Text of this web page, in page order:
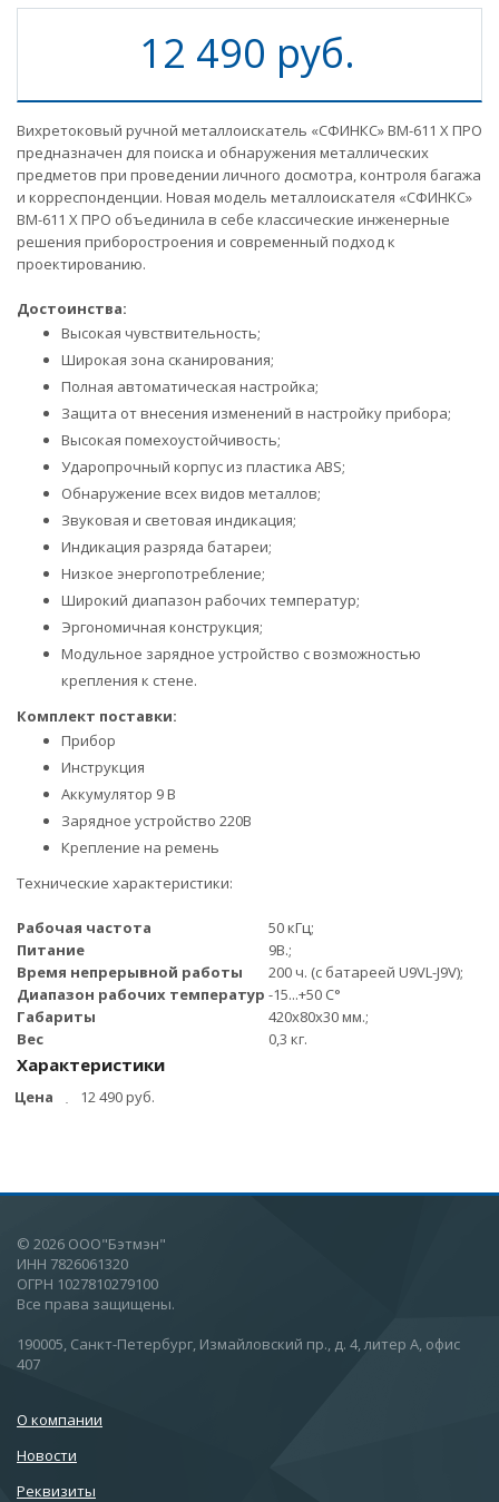
12 490 руб.
Вихретоковый ручной металлоискатель «СФИНКС» ВМ-611 Х ПРО
предназначен для поиска и обнаружения металлических
предметов при проведении личного досмотра, контроля багажа
и корреспонденции. Новая модель металлоискателя «СФИНКС»
ВМ-611 Х ПРО объединила в себе классические инженерные
решения приборостроения и современный подход к
проектированию.
Достоинства:
Высокая чувствительность;
Широкая зона сканирования;
Полная автоматическая настройка;
Защита от внесения изменений в настройку прибора;
Высокая помехоустойчивость;
Ударопрочный корпус из пластика ABS;
Обнаружение всех видов металлов;
Звуковая и световая индикация;
Индикация разряда батареи;
Низкое энергопотребление;
Широкий диапазон рабочих температур;
Эргономичная конструкция;
Модульное зарядное устройство с возможностью
крепления к стене.
Комплект поставки:
Прибор
Инструкция
Аккумулятор 9 В
Зарядное устройство 220В
Крепление на ремень
Технические характеристики:
Рабочая частота
50 кГц;
Питание
9В.;
Время непрерывной работы
200 ч. (с батареей U9VL-J9V);
Диапазон рабочих температур -15...+50 С°
Габариты
420х80х30 мм.;
Вес
0,3 кг.
Характеристики
Цена 12 490 руб.
© 2026 ООО"Бэтмэн"
ИНН 7826061320
ОГРН 1027810279100
Все права защищены.
190005, Санкт-Петербург, Измайловский пр., д. 4, литер А, офис
407
О компании
Новости
Реквизиты